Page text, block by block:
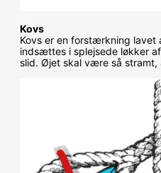
Kovs
Kovs er en forstærkning lavet
indsættes i splejsede løkker
slid. Øjet skal være så stramt,